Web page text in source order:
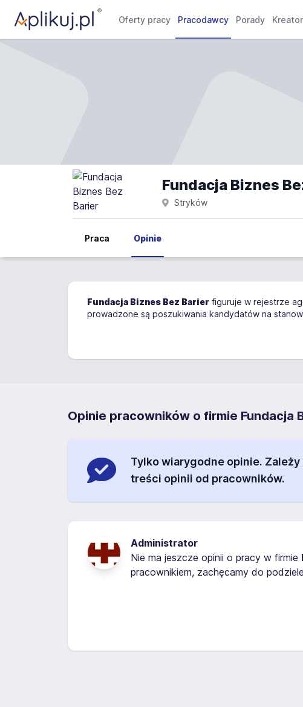
Oferty pracy Pracodawcy Porady
Fundacja Biznes
Stryków
Praca Opinie
Fundacja Biznes Bez Barier figuruje w rejestrze
prowadzone są poszukiwania kandydatów na
Opinie pracowników o firmie Fundacja
Tylko wiarygodne opinie.
treści opinii od pracowników.
Administrator
Nie ma jeszcze opinii o pracy w firmie
pracownikiem, zachęcamy do